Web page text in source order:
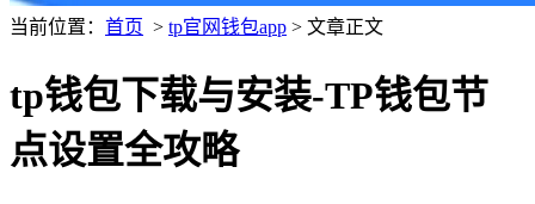
当前位置： 首页 > tp官网钱包app > 文章正文
tp钱包下载与安装-TP钱包节
点设置全攻略